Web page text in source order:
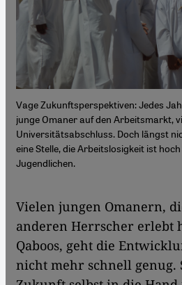
Vage Zukunftsperspektiven: Jedes
junge Omaner auf den Arbeitsmarkt,
Universitätsabschluss. Doch längst
eine Stelle, die Arbeitslosigkeit ist
Jugendlichen.
Vielen jungen Omanern,
anderen Herrscher erlebt
Qaboos, geht die
nicht mehr schnell genug.